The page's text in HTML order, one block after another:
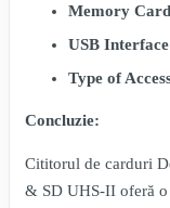
Memory
USB
Type of
Concluzie:
Cititorul de carduri
& SD UHS-II oferă o